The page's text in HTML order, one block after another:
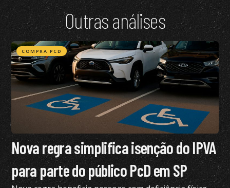
Outras análises
COMPRA PCD
Nova regra simplifica isenção do IPVA
para parte do público PcD em SP